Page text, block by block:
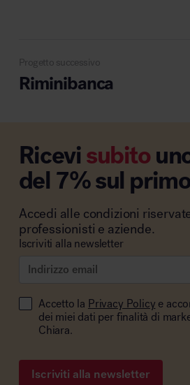
Progetto successivo
Riminibanca
Ricevisubito
del 7% sul
Accedi alle condizioni
professionisti e aziende.
Iscriviti alla newsletter
Accetto la Privacy Policy e
dei miei dati per finalità di
Chiara.
Iscriviti alla newsletter